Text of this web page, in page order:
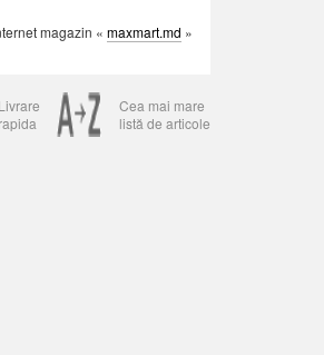
magazin « maxmart.md »
Livrare
rapida
Cea mai mare
listă de articole